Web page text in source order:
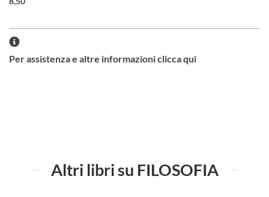
Per assistenza e altre informazioni clicca qui
Altri libri su FILOSOFIA